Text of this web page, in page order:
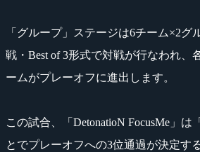
「グループ」ステージは6チーム×2グ
戦・Best of 3形式で対戦が行なわれ、
ームがプレーオフに進出します。
この試合、「DetonatioN FocusMe」は
とでプレーオフへの3位通過が決定す